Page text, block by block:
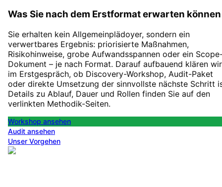
Was Sie nach dem Erstformat erwarten können
Sie erhalten kein Allgemeinplädoyer, sondern ein
verwertbares Ergebnis: priorisierte Maßnahmen,
Risikohinweise, grobe Aufwandsspannen oder ein
Dokument – je nach Format. Darauf aufbauend klären wir
im Erstgespräch, ob Discovery-Workshop, Audit-Paket
oder direkte Umsetzung der sinnvollste nächste Schritt
Details zu Ablauf, Dauer und Rollen finden Sie auf den
verlinkten Methodik-Seiten.
Workshop ansehen
Audit ansehen
Unser Vorgehen